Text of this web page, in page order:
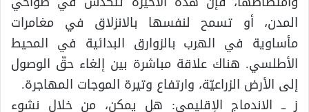
المدن، أو تسمح لنفسها بالانزلاق في مغامرات
مأساوية في الهرب بالزوارق البدائية في المحيط
الأطلسي. هناك علاقة مباشرة بين إلغاء حقّ الوصول
إلى الأرض الزراعيّة، وارتفاع وتيرة الموجات المهاجرة.
ز ــ الاندماج الإقليمي: هل يمكن، من خلال نشوء